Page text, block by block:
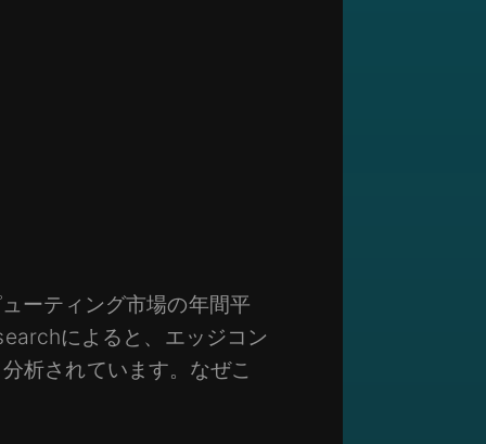
ーティング市場の年間平
によると、エッジコン
析されています。なぜこ